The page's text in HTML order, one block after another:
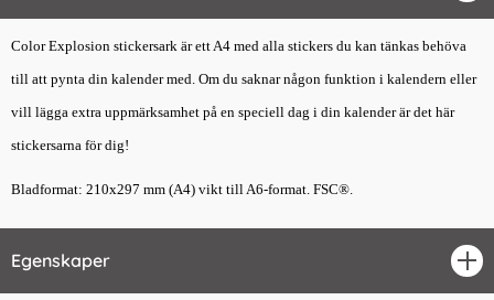
Color Explosion stickersark är ett A4 med alla stickers du kan tänkas behöva
till att pynta din kalender med. Om du saknar någon funktion i kalendern eller
vill lägga extra uppmärksamhet på en speciell dag i din kalender är det här
stickersarna för dig!
Bladformat: 210x297 mm (A4) vikt till A6-format. FSC®.
Egenskaper